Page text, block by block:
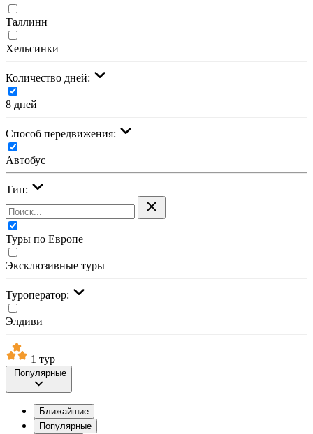
Таллинн
Хельсинки
Количество дней:
8 дней
Cпособ передвижения:
Автобус
Тип:
Туры по Европе
Эксклюзивные туры
Туроператор:
Элдиви
1 тур
Популярные
Ближайшие
Популярные